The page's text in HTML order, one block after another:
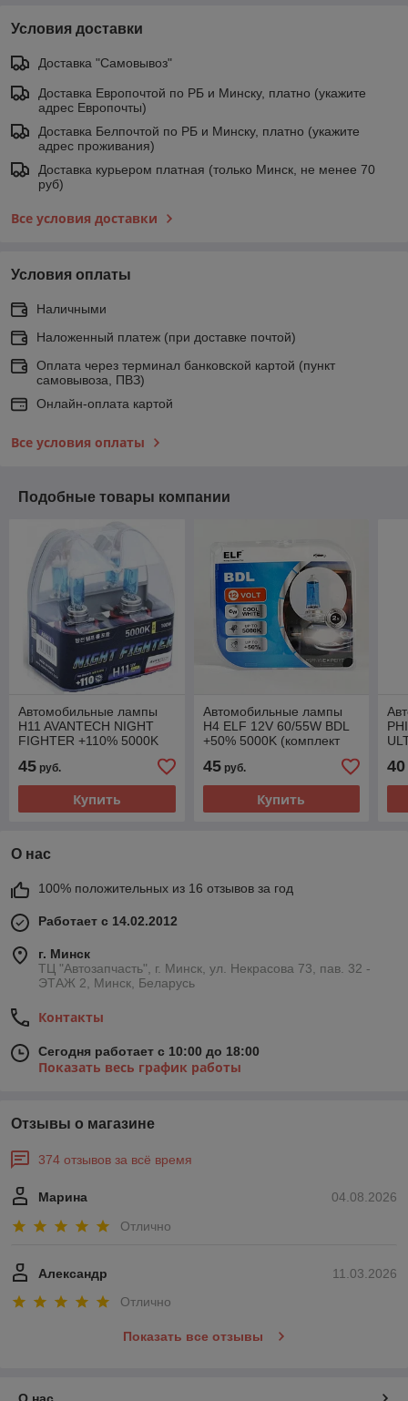
Условия доставки
Доставка "Самовывоз"
Доставка Европочтой по РБ и Минску, платно (укажите
адрес Европочты)
Доставка Белпочтой по РБ и Минску, платно (укажите
адрес проживания)
Доставка курьером платная (только Минск, не менее 70
руб)
Все условия доставки
Условия оплаты
Наличными
Наложенный платеж (при доставке почтой)
Оплата через терминал банковской картой (пункт
самовывоза, ПВЗ)
Онлайн-оплата картой
Все условия оплаты
Подобные товары компании
Автомобильные лампы
H11 AVANTECH NIGHT
FIGHTER +110% 5000K
45 руб.
Купить
Автомобильные лампы
H4 ELF 12V 60/55W BDL
+50% 5000K (комплект
45руб.
Купить
40
О нас
100% положительных из 16 отзывов за год
Работает с 14.02.2012
г. Минск
ТЦ "Автозапчасть", г. Минск, ул. Некрасова 73, пав. 32 -
ЭТАЖ 2, Минск, Беларусь
Контакты
Сегодня работает с 10:00 до 18:00
Показать весь график работы
Отзывы о магазине
374 отзывов за всё время
04.08.2026
Марина
Отлично
11.03.2026
Александр
Отлично
Показать все отзывы